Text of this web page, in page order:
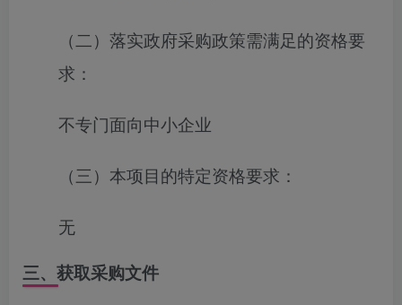
（二）落实政府采购政策需满足的资格要
求：
不专门面向中小企业
（三）本项目的特定资格要求：
无
三、获取采购文件